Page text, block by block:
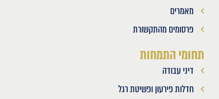
מאמרים
פרסומים מהתקשורת
תחומי התמחות
דיני עבודה
חדלות פירעון ופשיטת רגל